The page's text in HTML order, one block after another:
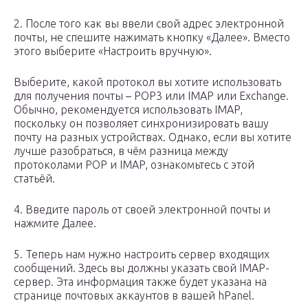
2. После того как вы ввели свой адрес электронной
почты, не спешите нажимать кнопку «Далее». Вместо
этого выберите «Настроить вручную».
Выберите, какой протокол вы хотите использовать
для получения почты – POP3 или IMAP или Exchange.
Обычно, рекомендуется использовать IMAP,
поскольку он позволяет синхронизировать вашу
почту на разных устройствах. Однако, если вы хотите
лучше разобраться, в чём разница между
протоколами POP и IMAP, ознакомьтесь с этой
статьёй.
4. Введите пароль от своей электронной почты и
нажмите Далее.
5. Теперь нам нужно настроить сервер входящих
сообщений. Здесь вы должны указать свой IMAP-
сервер. Эта информация также будет указана на
странице почтовых аккаунтов в вашей hPanel.